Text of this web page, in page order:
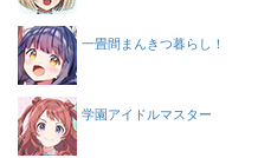
一畳間まんきつ暮らし！
学園アイドルマスター